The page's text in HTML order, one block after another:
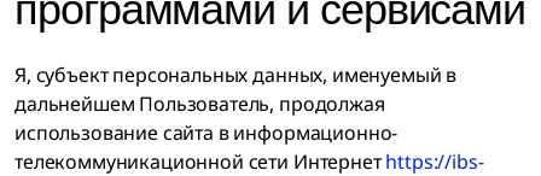
Я, субъект персональных данных, именуемый в
дальнейшем Пользователь, продолжая
использование сайта в информационно-
телекоммуникационной сети Интернетhttps://ibs-